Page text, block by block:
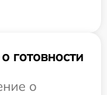
готовности
о